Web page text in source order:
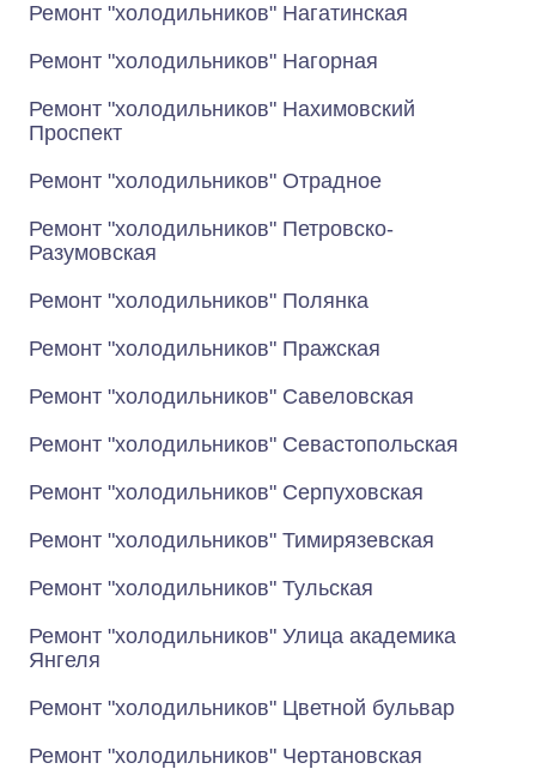
Ремонт "холодильников" Нагатинская
Ремонт "холодильников" Нагорная
Ремонт "холодильников" Нахимовский
Проспект
Ремонт "холодильников" Отрадное
Ремонт "холодильников" Петровско-
Разумовская
Ремонт "холодильников" Полянка
Ремонт "холодильников" Пражская
Ремонт "холодильников" Савеловская
Ремонт "холодильников" Севастопольская
Ремонт "холодильников" Серпуховская
Ремонт "холодильников" Тимирязевская
Ремонт "холодильников" Тульская
Ремонт "холодильников" Улица академика
Янгеля
Ремонт "холодильников" Цветной бульвар
Ремонт "холодильников" Чертановская